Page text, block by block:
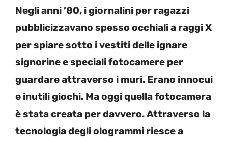
Negli anni ’80, i giornalini per ragazzi
pubblicizzavano spesso occhiali a raggi X
per spiare sotto i vestiti delle ignare
signorine e speciali fotocamere per
guardare attraverso i muri. Erano innocui
e inutili giochi. Ma oggi quella fotocamera
è stata creata per davvero. Attraverso la
tecnologia degli ologrammi riesce a